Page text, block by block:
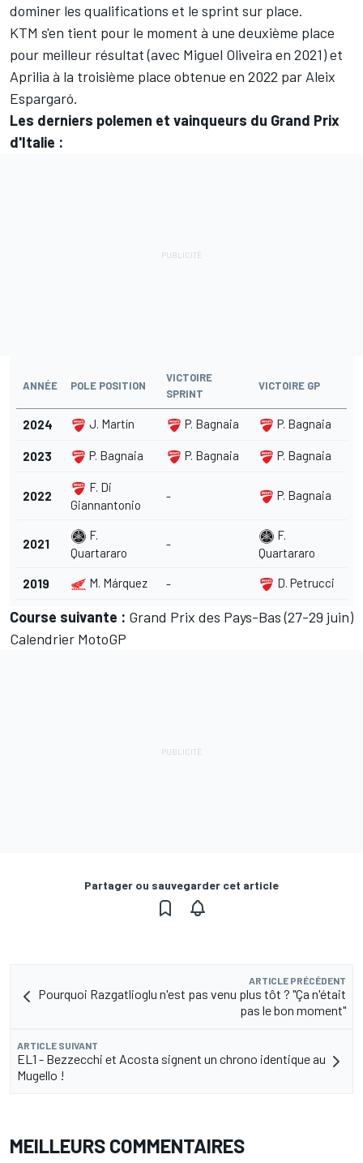
dominer les qualifications et le sprint sur place.
KTM s'en tient pour le moment à une deuxième place
pour meilleur résultat (avec Miguel Oliveira en 2021) et
Aprilia à la troisième place obtenue en 2022 par Aleix
Espargaró.
Les derniers polemen et vainqueurs du Grand Prix
d'Italie :
ANNÉE POLE POSITION
VICTOIRE
SPRINT
VICTOIRE GP
2024 J. Martín P. Bagnaia P. Bagnaia
2023 P. Bagnaia P. Bagnaia P. Bagnaia
2022
F. Di
Giannantonio
- P. Bagnaia
2021
F.
Quartararo
-
F.
Quartararo
2019 M. Márquez - D. Petrucci
Course suivante : Grand Prix des Pays-Bas (27-29 juin)
Calendrier MotoGP
Partager ou sauvegarder cet article
ARTICLE PRÉCÉDENT
Pourquoi Razgatlioglu n'est pas venu plus tôt ? "Ça n'était
pas le bon moment"
ARTICLE SUIVANT
EL1 - Bezzecchi et Acosta signent un chrono identique au
Mugello !
MEILLEURS COMMENTAIRES